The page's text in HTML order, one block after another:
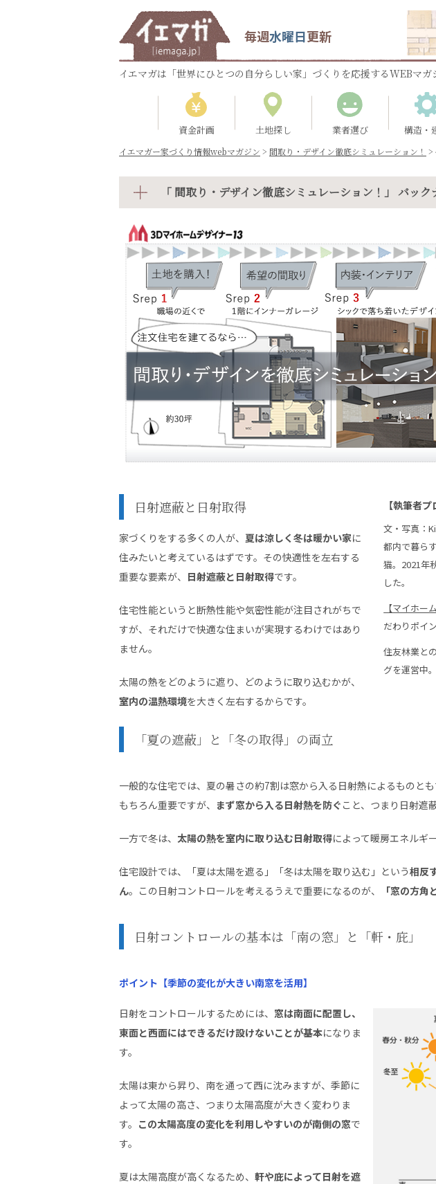
毎週水曜日更新
イエマガは「世界にひとつの自分らしい家」づくりを応援するWEBマガ
資金計画 土地探し 業者選び 構造・
イエマガー家づくり情報webマガジン > 間取り・デザイン徹底シミュレーション！ >
「 間取り・デザイン徹底シミュレーション！」 バック
【執筆者プ
文・写真：
都内で暮ら
猫。2021年
した。
【マイホー
だわりポイ
住友林業と
グを運営
日射遮蔽と日射取得
家づくりをする多くの人が、 夏は涼しく冬は暖かい家に
住みたいと考えているはずです。その快適性を左右する
重要な要素が、 日射遮蔽と日射取得です。
住宅性能というと断熱性能や気密性能が注目されがちで
すが、それだけで快適な住まいが実現するわけではあり
ません。
太陽の熱をどのように遮り、どのように取り込むかが、
室内の温熱環境を大きく左右するからです。
「夏の遮蔽」と「冬の取得」の両立
一般的な住宅では、夏の暑さの約7割は窓から入る日射熱によるものと
もちろん重要ですが、 まず窓から入る日射熱を防ぐ こと、つまり日射遮
一方で冬は、 太陽の熱を室内に取り込む日射取得によって暖房エネルギ
住宅設計では、「夏は太陽を遮る」「冬は太陽を取り込む」という相反
ん。この日射コントロールを考えるうえで重要になるのが、 「窓の方角
日射コントロールの基本は「南の窓」と「軒・庇」
ポイント【季節の変化が大きい南窓を活用】
日射をコントロールするためには、 窓は南面に配置し、
東面と西面にはできるだけ設けないことが基本になりま
す。
太陽は東から昇り、南を通って西に沈みますが、季節に
よって太陽の高さ、つまり太陽高度が大きく変わりま
す。 この太陽高度の変化を利用しやすいのが南側の窓で
す。
夏は太陽高度が高くなるため、 軒や庇によって日射を遮